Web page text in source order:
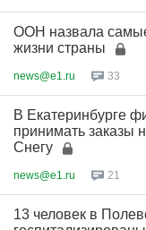
ООН назвала
жизни страны
news@e1.ru 33
В Екатеринбурге
принимать заказы
Снегу
news@e1.ru 21
13 человек в